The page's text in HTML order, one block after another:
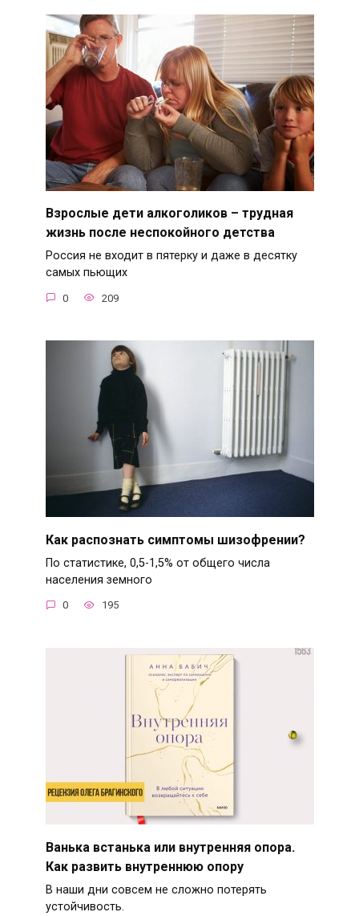
Взрослые дети алкоголиков – трудная
жизнь после неспокойного детства
Россия не входит в пятерку и даже в десятку
самых пьющих
0 209
Как распознать симптомы шизофрении?
По статистике, 0,5-1,5% от общего числа
населения земного
0 195
Ванька встанька или внутренняя опора.
Как развить внутреннюю опору
В наши дни совсем не сложно потерять
устойчивость.